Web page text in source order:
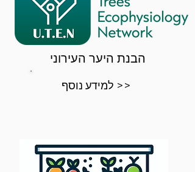
הבנת היער העירוני
למידע נוסף >>